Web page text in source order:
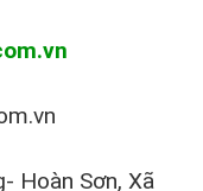
Hoàn Sơn, Xã